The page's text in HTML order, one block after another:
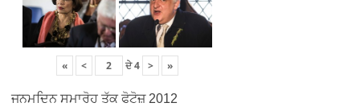
« < ਦੇ4 > »
ਜਨਮਦਿਨ ਸਮਾਰੋਹ ਤੱਕ ਫੋਟੋਜ਼ 2012